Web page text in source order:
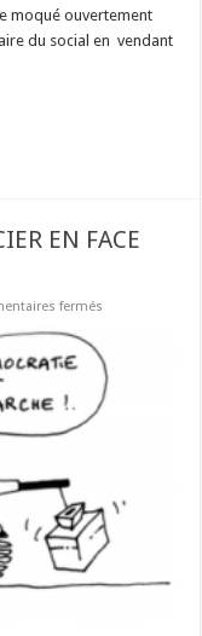
moqué ouvertement
du social en vendant
EN FACE
fermés
:
MERCIER
EN
FACE